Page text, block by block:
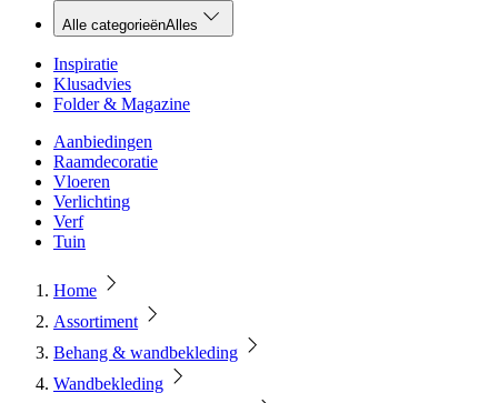
Alle categorieënAlles
Inspiratie
Klusadvies
Folder & Magazine
Aanbiedingen
Raamdecoratie
Vloeren
Verlichting
Verf
Tuin
Home
Assortiment
Behang & wandbekleding
Wandbekleding